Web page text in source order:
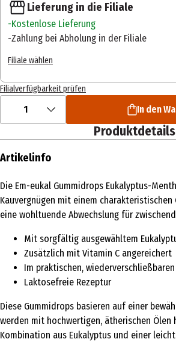
Lieferung in die Filiale
Kostenlose Lieferung
Zahlung bei Abholung in der Filiale
Filiale wählen
Filialverfügbarkeit prüfen
1 In den
Produktdetails
Artikelinfo
Die Em-eukal Gummidrops Eukalyptus-
Kauvergnügen mit einem charakteristischen
eine wohltuende Abwechslung für
Mit sorgfältig ausgewähltem
Zusätzlich mit Vitamin C angereichert
Im praktischen,
Laktosefreie Rezeptur
Diese Gummidrops basieren auf einer
werden mit hochwertigen, ätherischen Ölen
Kombination aus Eukalyptus und einer